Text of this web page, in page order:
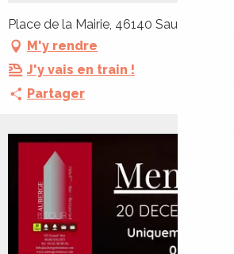
Place de la Mairie, 46140 Sauzet
M'y rendre
J'y vais en train !
Partager